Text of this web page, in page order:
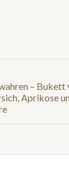
–
Aprikose